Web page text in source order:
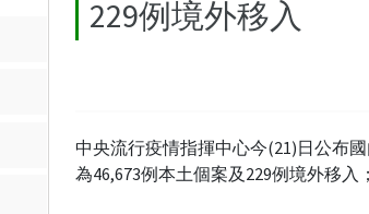
229例境外移入
中央流行疫情指揮中心今(21)日公布
為46,673例本土個案及229例境外移入